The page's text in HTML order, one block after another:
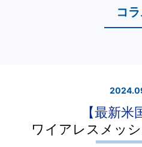
コ
【最新米
ワイアレスメッ